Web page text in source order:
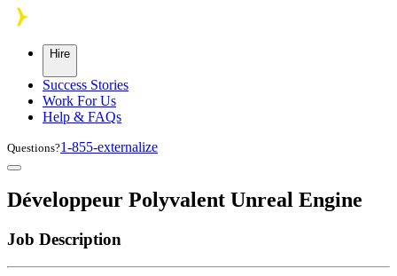
Skip to main content
Hire
Success Stories
Work For Us
Help & FAQs
Questions?1-855-externalize
Développeur Polyvalent Unreal Engine
Job Description